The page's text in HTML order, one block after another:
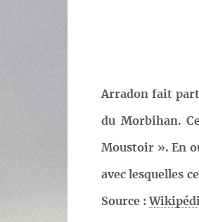
Arradon fait
du Morbihan.
Moustoir ». En
avec lesquelles
Source :